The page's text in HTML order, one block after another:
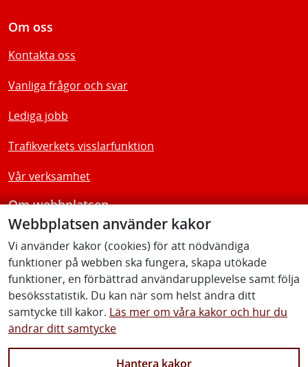
Webbplatsen använder kakor
Vi använder kakor (cookies) för att nödvändiga
funktioner på webben ska fungera, skapa utökade
funktioner, en förbättrad användarupplevelse samt följa
besöksstatistik. Du kan när som helst ändra ditt
samtycke till kakor. Läs mer om våra kakor och hur du
ändrar ditt samtycke
Hantera kakor
Om oss
Kontakta oss
Vanliga frågor och svar
Lediga jobb
Trafikverkets visslarfunktion
Vår verksamhet
Om webbplatsen
Tillgänglighetsredogörelse
Följ oss
Facebook Youtube